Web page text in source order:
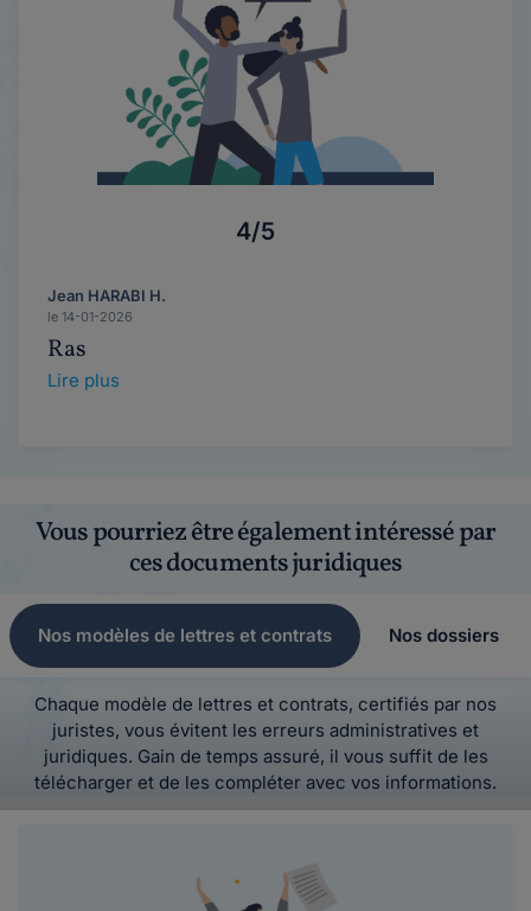
4/5
Jean HARABI H.
le 14-01-2026
Ras
Lire plus
Vous pourriez être également intéressé par
ces documents juridiques
Nos modèles de lettres et contrats Nos dossiers
Chaque modèle de lettres et contrats, certifiés par nos
juristes, vous évitent les erreurs administratives et
juridiques. Gain de temps assuré, il vous suffit de les
télécharger et de les compléter avec vos informations.